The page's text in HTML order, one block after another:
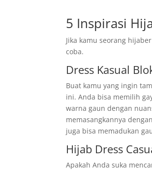
5 Inspirasi
Jika kamu seorang
coba.
Dress Kasual
Buat kamu yang ingin
ini. Anda bisa memilih
warna gaun dengan
memasangkannya
juga bisa memadukan
Hijab Dress
Apakah Anda suka